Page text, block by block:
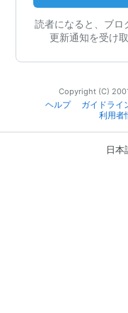
読者になると、ブロ
更新通知を受け
Copyright (C)
ヘルプ
ガイドライ
利用者
日本